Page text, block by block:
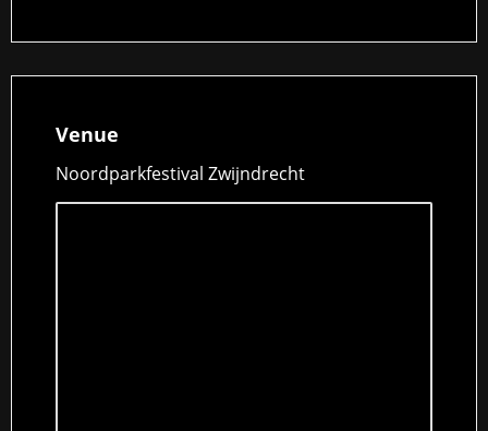
Venue
Noordparkfestival Zwijndrecht